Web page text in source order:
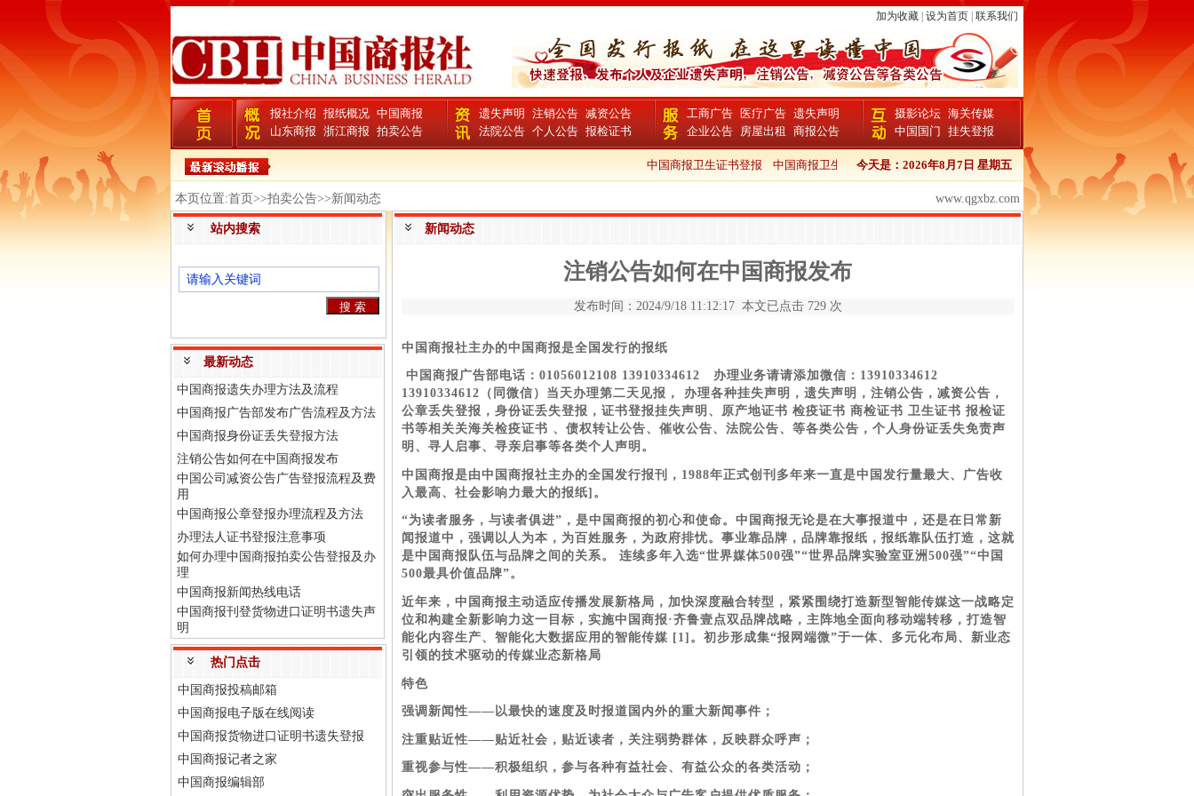
加为收藏 设为首页 联系我们
报社介绍 报纸概况 中国商报
山东商报 浙江商报 拍卖公告
遗失声明 注销公告 减资公告
法院公告 个人公告 报检证书
工商广告 医疗广告 遗失声明
企业公告 房屋出租 商报公告
摄影论坛 海关传媒
中国国门 挂失登报
中国商报卫生证书登报 中国商报卫生证书登报流程 中国商报报检证书登报 中国商报个人证件遗失登报
今天是： 2026年8月7日 星期五
本页位置:首页>>拍卖公告>>新闻动态 www.qgxbz.com
站内搜索
最新动态
中国商报遗失办理方法及流程
中国商报广告部发布广告流程及方法
中国商报身份证丢失登报方法
注销公告如何在中国商报发布
中国公司减资公告广告登报流程及费
用
中国商报公章登报办理流程及方法
办理法人证书登报注意事项
如何办理中国商报拍卖公告登报及办
理
中国商报新闻热线电话
中国商报刊登货物进口证明书遗失声
明
热门点击
中国商报投稿邮箱
中国商报电子版在线阅读
中国商报货物进口证明书遗失登报
中国商报记者之家
中国商报编辑部
新闻动态
注销公告如何在中国商报发布
发布时间：2024/9/18 11:12:17 本文已点击 729 次
中国商报社主办的中国商报是全国发行的报纸
中国商报广告部电话：01056012108 13910334612 办理业务请请添加微信：13910334612
13910334612（同微信）当天办理第二天见报， 办理各种挂失声明，遗失声明，注销公告，减资公告，
公章丢失登报，身份证丢失登报，证书登报挂失声明、原产地证书 检疫证书 商检证书 卫生证书 报检证
书等相关关海关检疫证书 、债权转让公告、催收公告、法院公告、等各类公告，个人身份证丢失免责声
明、寻人启事、寻亲启事等各类个人声明。
中国商报是由中国商报社主办的全国发行报刊，1988年正式创刊多年来一直是中国发行量最大、广告收
入最高、社会影响力最大的报纸]。
“为读者服务，与读者俱进”，是中国商报的初心和使命。中国商报无论是在大事报道中，还是在日常新
闻报道中，强调以人为本，为百姓服务，为政府排忧。事业靠品牌，品牌靠报纸，报纸靠队伍打造，这就
是中国商报队伍与品牌之间的关系。 连续多年入选“世界媒体500强”“世界品牌实验室亚洲500强”“中国
500最具价值品牌”。
近年来，中国商报主动适应传播发展新格局，加快深度融合转型，紧紧围绕打造新型智能传媒这一战略定
位和构建全新影响力这一目标，实施中国商报·齐鲁壹点双品牌战略，主阵地全面向移动端转移，打造智
能化内容生产、智能化大数据应用的智能传媒 [1]。初步形成集“报网端微”于一体、多元化布局、新业态
引领的技术驱动的传媒业态新格局
特色
强调新闻性——以最快的速度及时报道国内外的重大新闻事件；
注重贴近性——贴近社会，贴近读者，关注弱势群体，反映群众呼声；
重视参与性——积极组织，参与各种有益社会、有益公众的各类活动；